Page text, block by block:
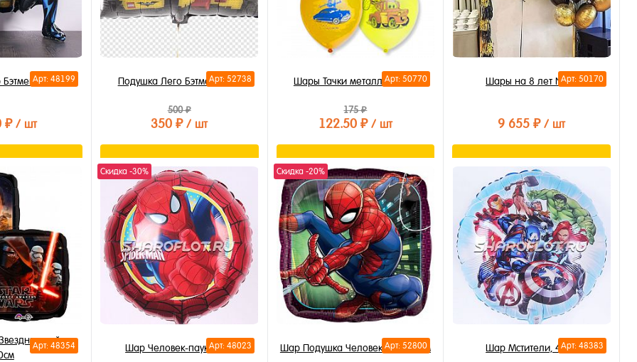
Арт: 48199
110см
₽ / шт
Арт: 52738
Подушка Лего Бэтмен 45см
500 ₽
350 ₽/ шт
В корзину
Купить в 1 клик
В избранное
В наличии
Арт: 50770
Шары Тачки металлик 30см
175 ₽
122.50 ₽ / шт
В корзину
Купить в 1 клик
В избранное
В наличии
Арт: 50170
Шары на 8 лет №16
9 655 ₽/ шт
В корзину
Купить в 1 клик
В избранное
В наличии
Арт: 48354
войны
Скидка -30%
Арт: 48023
Шар Человек-паук 40см
Скидка -20%
Арт: 52800
Шар Подушка Человек Паук 40см Арт: 48383
Шар Мстители, 40см